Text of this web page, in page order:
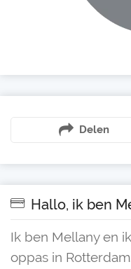
Delen
Hallo, ik ben
Ik ben Mellany en
oppas in